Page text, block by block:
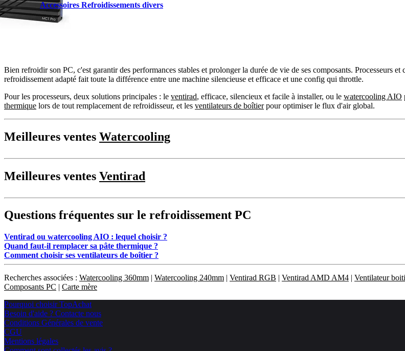
Accessoires Refroidissements divers
Bien refroidir son PC, c'est garantir des performances stables et prolonger la durée de vie de ses composants. Processeurs
refroidissement adapté fait toute la différence entre une machine silencieuse et efficace et une config qui throttle.
Pour les processeurs, deux solutions principales : le ventirad, efficace, silencieux et facile à installer, ou le watercooling AIO
thermique lors de tout remplacement de refroidisseur, et les ventilateurs de boîtierpour optimiser le flux d'air global.
Meilleures ventes Watercooling
Meilleures ventes Ventirad
Questions fréquentes sur le refroidissement PC
Ventirad ou watercooling AIO : lequel choisir ?
Quand faut-il remplacer sa pâte thermique ?
Comment choisir ses ventilateurs de boîtier ?
Recherches associées : Watercooling 360mm | Watercooling 240mm | Ventirad RGB | Ventirad AMD AM4 | Ventilateur
Composants PC | Carte mère
Pourquoi choisir TopAchat
Besoin d'aide ? Contacte nous
Conditions Générales de vente
CGU
Mentions légales